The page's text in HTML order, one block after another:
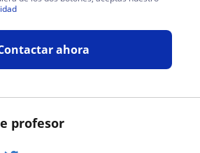
profesor
ahora